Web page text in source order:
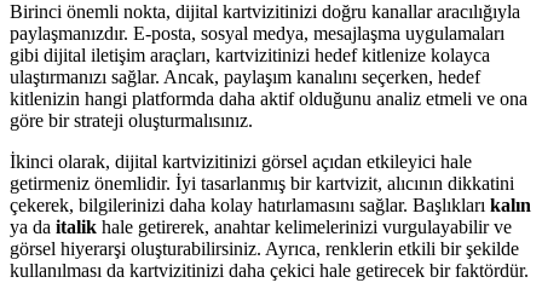
Birinci önemli nokta, dijital kartvizitinizi doğru kanallar aracılığıyla
paylaşmanızdır. E-posta, sosyal medya, mesajlaşma uygulamaları
gibi dijital iletişim araçları, kartvizitinizi hedef kitlenize kolayca
ulaştırmanızı sağlar. Ancak, paylaşım kanalını seçerken, hedef
kitlenizin hangi platformda daha aktif olduğunu analiz etmeli ve ona
göre bir strateji oluşturmalısınız.
İkinci olarak, dijital kartvizitinizi görsel açıdan etkileyici hale
getirmeniz önemlidir. İyi tasarlanmış bir kartvizit, alıcının dikkatini
çekerek, bilgilerinizi daha kolay hatırlamasını sağlar. Başlıkları kalın
ya da italik hale getirerek, anahtar kelimelerinizi vurgulayabilir ve
görsel hiyerarşi oluşturabilirsiniz. Ayrıca, renklerin etkili bir şekilde
kullanılması da kartvizitinizi daha çekici hale getirecek bir faktördür.